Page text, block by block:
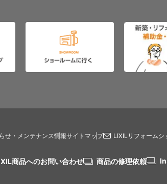
せ・メンテナンス情報サイトマップ LIXILリフォーム
商品へのお問い合わせ 商品の修理依頼